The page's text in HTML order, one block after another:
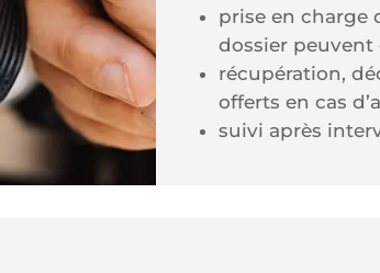
prise en charge
dossier peuvent
récupération,
offerts en cas
suivi après